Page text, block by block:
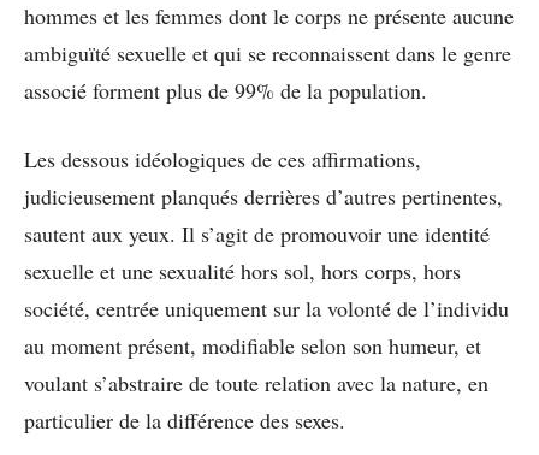
hommes et les femmes dont le corps ne présente aucune
ambiguïté sexuelle et qui se reconnaissent dans le genre
associé forment plus de 99% de la population.
Les dessous idéologiques de ces affirmations,
judicieusement planqués derrières d’autres pertinentes,
sautent aux yeux. Il s’agit de promouvoir une identité
sexuelle et une sexualité hors sol, hors corps, hors
société, centrée uniquement sur la volonté de l’individu
au moment présent, modifiable selon son humeur, et
voulant s’abstraire de toute relation avec la nature, en
particulier de la différence des sexes.